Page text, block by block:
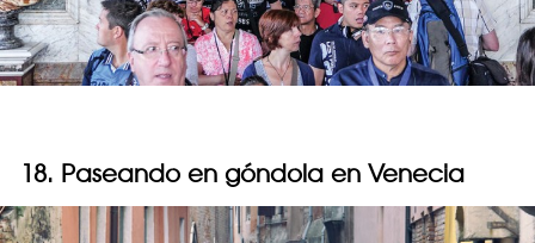
18. Paseando en góndola en Venecia